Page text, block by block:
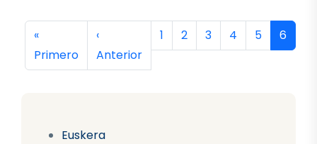
Euskera
Paginación
Primera página
«
Primero
Página anterior
‹
Anterior
Página
1 Página
2 Página
3 Página
4 Página
5 6